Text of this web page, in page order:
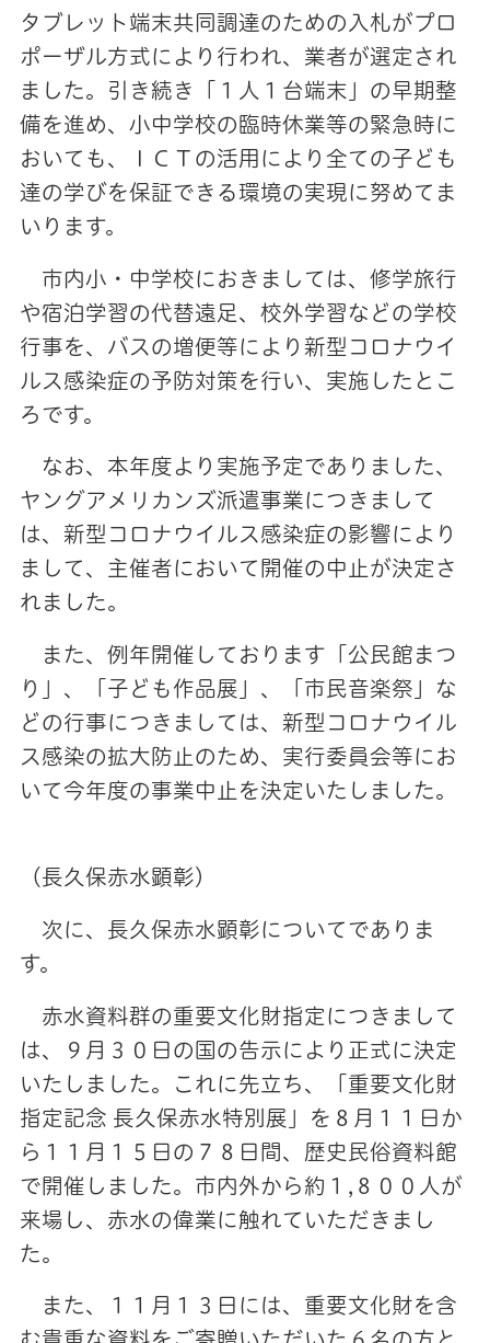
タブレット端末共同調達のための入札がプロ
ポーザル方式により行われ、業者が選定され
ました。引き続き「１人１台端末」の早期整
備を進め、小中学校の臨時休業等の緊急時に
おいても、ＩＣＴの活用により全ての子ども
達の学びを保証できる環境の実現に努めてま
いります。
市内小・中学校におきましては、修学旅行
や宿泊学習の代替遠足、校外学習などの学校
行事を、バスの増便等により新型コロナウイ
ルス感染症の予防対策を行い、実施したとこ
ろです。
なお、本年度より実施予定でありました、
ヤングアメリカンズ派遣事業につきまして
は、新型コロナウイルス感染症の影響により
まして、主催者において開催の中止が決定さ
れました。
また、例年開催しております「公民館まつ
り」、「子ども作品展」、「市民音楽祭」な
どの行事につきましては、新型コロナウイル
ス感染の拡大防止のため、実行委員会等にお
いて今年度の事業中止を決定いたしました。
（長久保赤水顕彰）
次に、長久保赤水顕彰についてでありま
す。
赤水資料群の重要文化財指定につきまして
は、９月３０日の国の告示により正式に決定
いたしました。これに先立ち、「重要文化財
指定記念 長久保赤水特別展」を８月１１日か
ら１１月１５日の７８日間、歴史民俗資料館
で開催しました。市内外から約１,８００人が
来場し、赤水の偉業に触れていただきまし
た。
また、１１月１３日には、重要文化財を含